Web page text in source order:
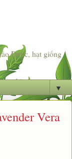
Dược, hạt giống
▼
Vera